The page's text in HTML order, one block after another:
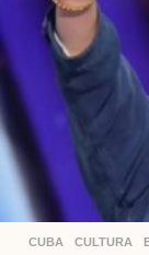
CUBA ,CULTURA ,